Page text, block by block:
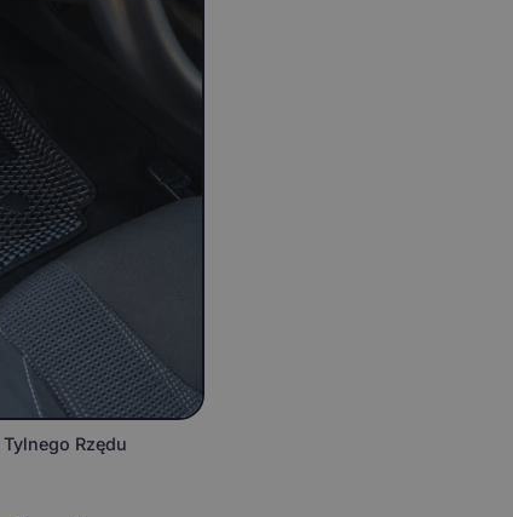
Rzędu